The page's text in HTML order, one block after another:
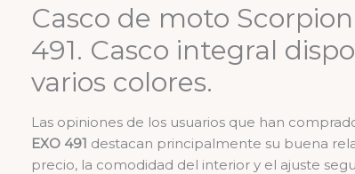
Casco de moto
491. Casco integral
varios colores.
Las opiniones de los usuarios que han
EXO 491 destacan principalmente su buena
precio, la comodidad del interior y el ajuste